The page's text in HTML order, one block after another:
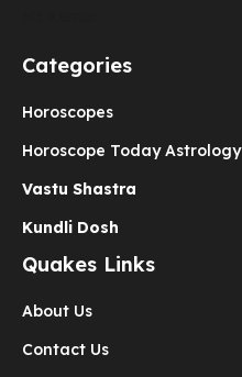
Categories
Horoscopes
Horoscope Today Astrology
Vastu Shastra
Kundli Dosh
Quakes Links
About Us
Contact Us